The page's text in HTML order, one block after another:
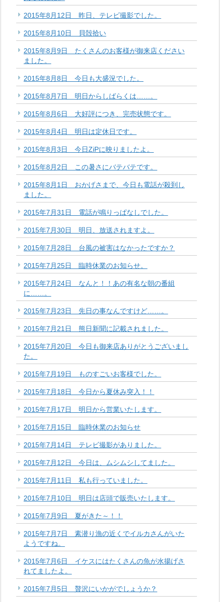
2015年8月12日 昨日、テレビ撮影でした。
2015年8月10日 貝殻拾い
2015年8月9日 たくさんのお客様が御来店ください
ました。
2015年8月8日 今日も大盛況でした。
2015年8月7日 明日からしばらくは……。
2015年8月6日 大好評につき、完売状態です。
2015年8月4日 明日は定休日です。
2015年8月3日 今日ZiPに映りましたよ。
2015年8月2日 この暑さにバテバテです。
2015年8月1日 おかげさまで、今日も電話が殺到し
ました。
2015年7月31日 電話が鳴りっぱなしでした。
2015年7月30日 明日、放送されますよ。
2015年7月28日 台風の被害はなかったですか？
2015年7月25日 臨時休業のお知らせ。
2015年7月24日 なんと！！あの有名な朝の番組
に……。
2015年7月23日 先日の事なんですけど……。
2015年7月21日 熊日新聞に記載されました。
2015年7月20日 今日も御来店ありがとうございまし
た。
2015年7月19日 ものすごいお客様でした。
2015年7月18日 今日から夏休み突入！！
2015年7月17日 明日から営業いたします。
2015年7月15日 臨時休業のお知らせ
2015年7月14日 テレビ撮影がありました。
2015年7月12日 今日は、ムシムシしてました。
2015年7月11日 私も行っていました。
2015年7月10日 明日は店頭で販売いたします。
2015年7月9日 夏がきた～！！
2015年7月7日 素潜り漁の近くでイルカさんがいた
ようですね。
2015年7月6日 イケスにはたくさんの魚が水揚げさ
れてましたよ。
2015年7月5日 贅沢にいかがでしょうか？